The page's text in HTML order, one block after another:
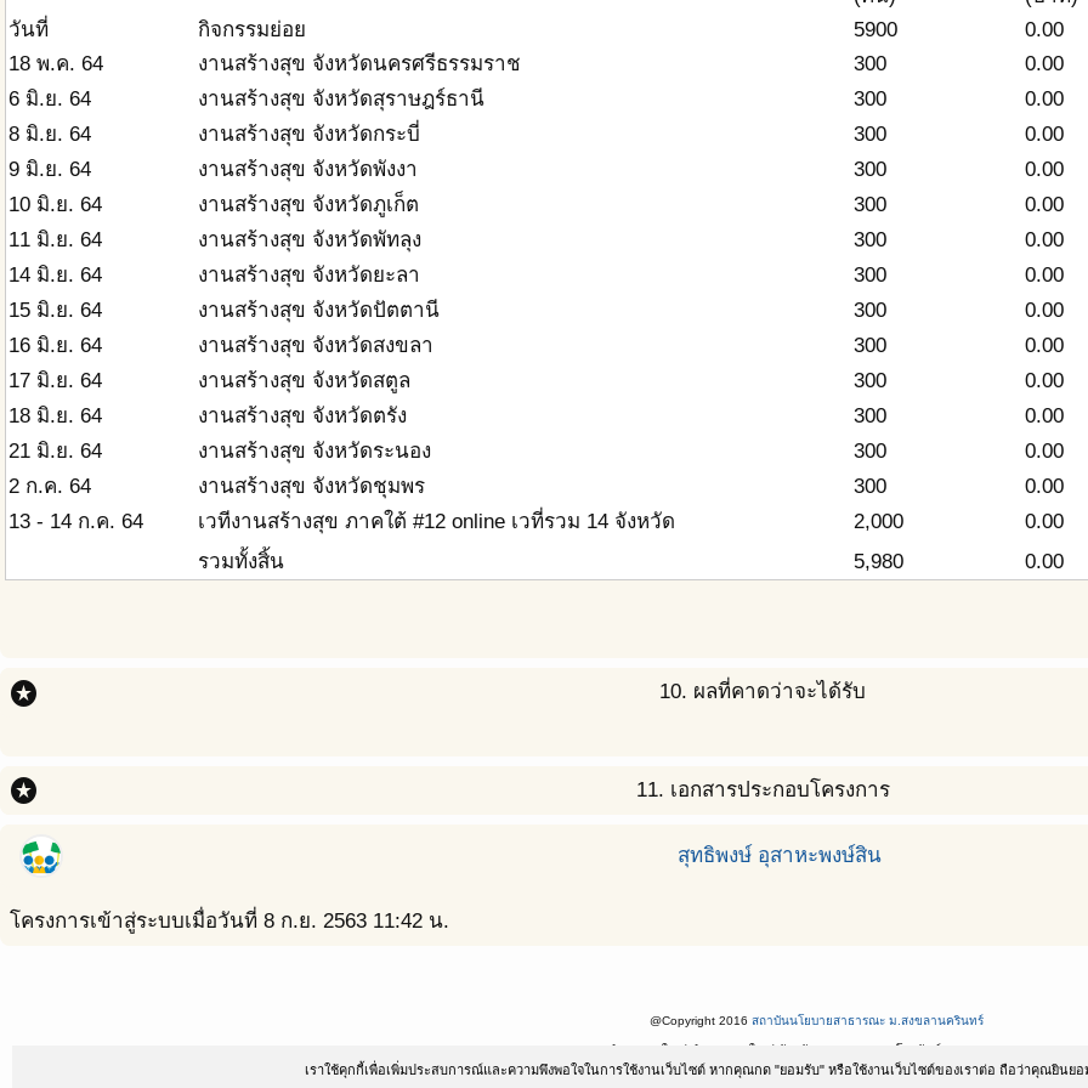
เราใช้คุกกี้เพื่อเพิ่มประสบการณ์และความพึงพอใจในการใช้งานเว็บไซต์ หากคุณกด "ยอมรับ" หรือใช้งานเว็บไซต์ของเราต่อ ถือว่าคุณยินยอ
วันที่ กิจกรรมย่อย 5900 0.00
18 พ.ค. 64
งานสร้างสุข จังหวัดนครศรีธรรมราช 300 0.00
6 มิ.ย. 64 งานสร้างสุข จังหวัดสุราษฎร์ธานี 300 0.00
8 มิ.ย. 64 งานสร้างสุข จังหวัดกระบี่ 300 0.00
9 มิ.ย. 64 งานสร้างสุข จังหวัดพังงา 300 0.00
10 มิ.ย. 64 งานสร้างสุข จังหวัดภูเก็ต 300 0.00
11 มิ.ย. 64 งานสร้างสุข จังหวัดพัทลุง 300 0.00
14 มิ.ย. 64 งานสร้างสุข จังหวัดยะลา 300 0.00
15 มิ.ย. 64 งานสร้างสุข จังหวัดปัตตานี 300 0.00
16 มิ.ย. 64 งานสร้างสุข จังหวัดสงขลา 300 0.00
17 มิ.ย. 64 งานสร้างสุข จังหวัดสตูล 300 0.00
18 มิ.ย. 64 งานสร้างสุข จังหวัดตรัง 300 0.00
21 มิ.ย. 64 งานสร้างสุข จังหวัดระนอง 300 0.00
2 ก.ค. 64 งานสร้างสุข จังหวัดชุมพร 300 0.00
13 - 14 ก.ค. 64 เวทีงานสร้างสุข ภาคใต้ #12 online เวที่รวม 14 จังหวัด 2,000 0.00
รวมทั้งสิ้น 5,980 0.00
stars 10. ผลที่คาดว่าจะได้รับ
stars 11. เอกสารประกอบโครงการ
สุทธิพงษ์ อุสาหะพงษ์สิน
โครงการเข้าสู่ระบบเมื่อวันที่ 8 ก.ย. 2563 11:42 น.
@Copyright 2016 สถาบันนโยบายสาธารณะ ม.สงขลานครินทร์
ตำบลหาดใหญ่ อำเภอหาดใหญ่ จังหวัดสงขลา 90110 โทรศัพท์ 074-282900-2
Powered by สถาบันนโยบายสาธารณะ ม.สงขลานครินทร์. Designed bySoftGanz Group